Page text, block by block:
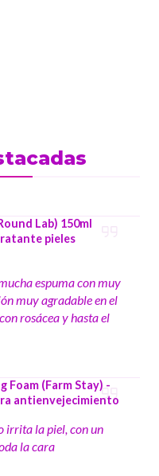
Lab) 150ml
pieles
espuma con muy
muy agradable en el
rosácea y hasta el
Foam (Farm Stay) -
antienvejecimiento
irrita la piel, con un
la cara